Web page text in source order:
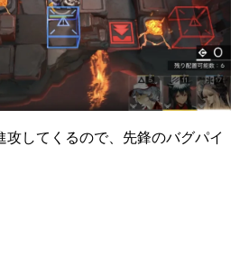
攻してくるので、先鋒のバグパイ